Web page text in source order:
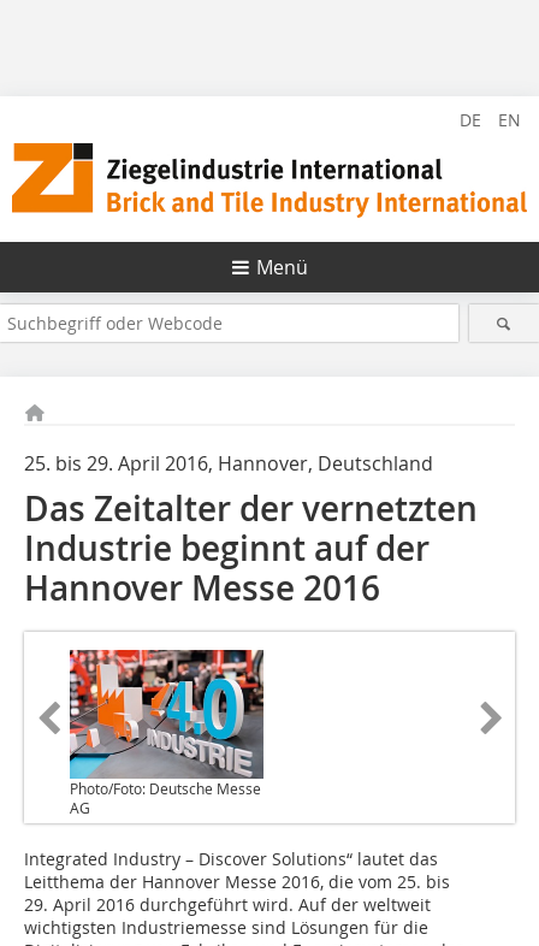
DE EN
Menü
25. bis 29. April 2016, Hannover, Deutschland
Das Zeitalter der vernetzten
Industrie beginnt auf der
Hannover Messe 2016
Photo/Foto: Deutsche Messe
AG
Integrated Industry – Discover Solutions“ lautet das
Leitthema der Hannover Messe 2016, die vom 25. bis
29. April 2016 durchgeführt wird. Auf der weltweit
wichtigsten Industriemesse sind Lösungen für die